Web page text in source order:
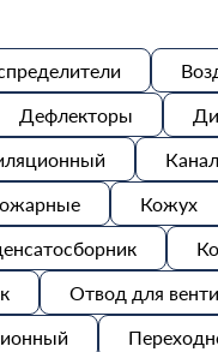
Дефлекторы
Кожух
Отвод для